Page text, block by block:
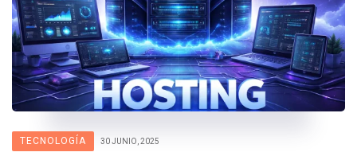
TECNOLOGÍA 30 JUNIO, 2025